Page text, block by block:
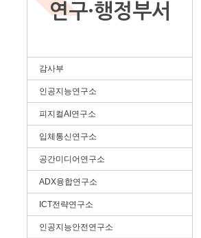
연구·행정부서
감사부
인공지능연구소
피지컬AI연구소
입체통신연구소
공간미디어연구소
ADX융합연구소
ICT전략연구소
인공지능안전연구소